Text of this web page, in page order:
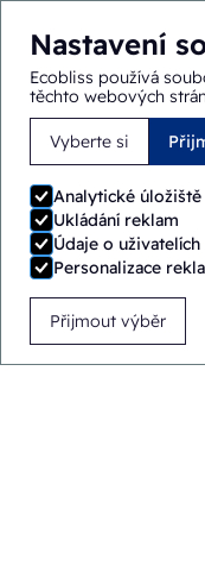
Nastavení
Ecobliss používá
těchto webových
Vyberte si
Analytické úložiště
Ukládání reklam
Údaje o
Personalizace
Přijmout výběr
Nacházíte se zde: